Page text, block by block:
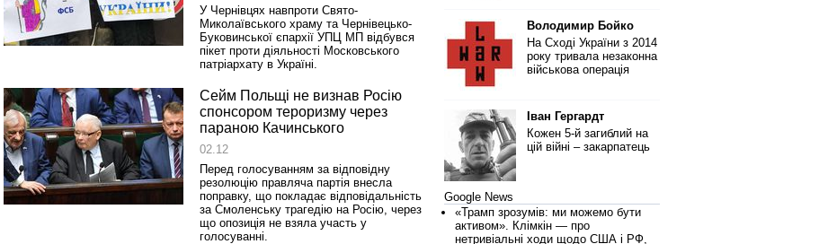
У Чернівцях навпроти Свято-
Миколаївського храму та Чернівецько-
Буковинської єпархії УПЦ МП відбувся
пікет проти діяльності Московського
патріархату в Україні.
Сейм Польщі не визнав Росію
спонсором тероризму через
параною Качинського
02.12
Перед голосуванням за відповідну
резолюцію правляча партія внесла
поправку, що покладає відповідальність
за Смоленську трагедію на Росію, через
що опозиція не взяла участь у
голосуванні.
Володимир Бойко
На Сході України з 2014
року тривала незаконна
військова операція
Іван Гергардт
Кожен 5-й загиблий на
цій війні – закарпатець
Google News
«Трамп зрозумів: ми можемо бути
активом». Клімкін — про
нетривіальні ходи щодо США і РФ,